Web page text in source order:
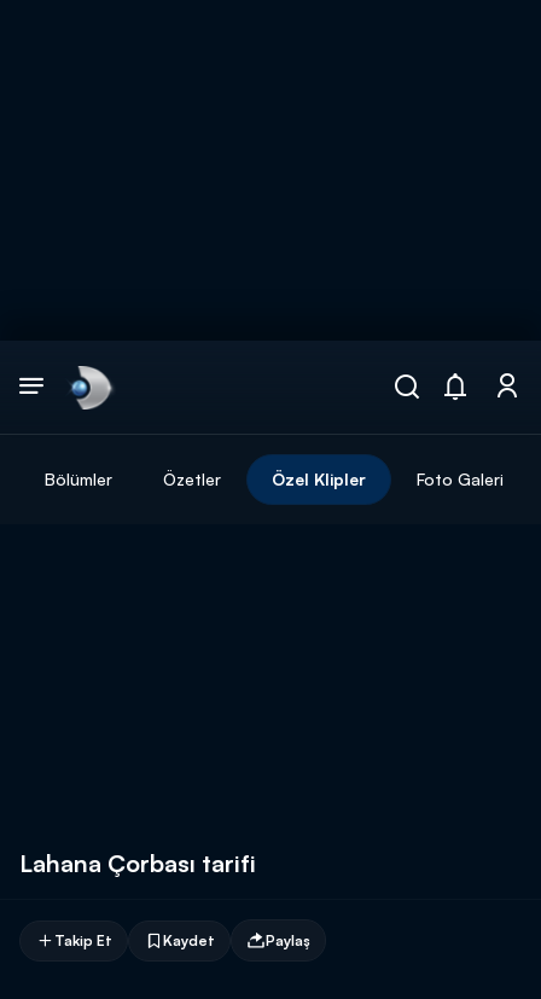
Bölümler Özetler Özel Klipler Foto Galeri
Lahana Çorbası tarifi
Takip Et Kaydet Paylaş